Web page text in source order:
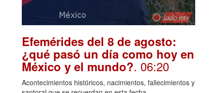
Efemérides del 8 de agosto:
¿qué pasó un día como hoy en
México y el mundo?. 06:20
Acontecimientos históricos, nacimientos, fallecimientos y